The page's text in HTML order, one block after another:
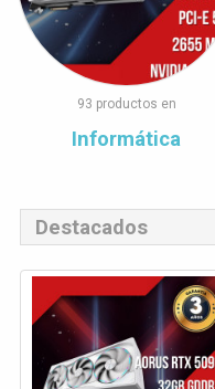
93 productos en
Informática
Destacados